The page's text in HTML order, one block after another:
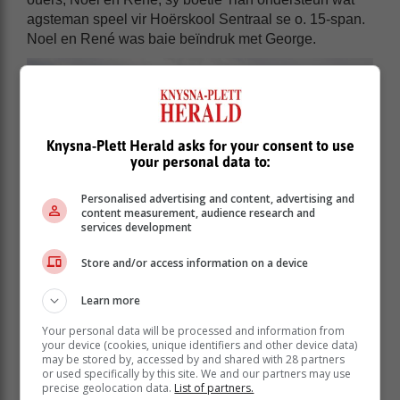
agsteman speel vir Hoërskool Sentraal se o. 15-span.
Noel en René was baie beïndruk met George.
Pearson High School se o.14-span op die aanval
Thabo Sakoane van Bloemfontein het ook na die
wedstryde gekyk. Hy was 'n busbestuurder van die
Knysna-Plett Herald asks for your consent to use
your personal data to:
Personalised advertising and content, advertising and
content measurement, audience research and
services development
Store and/or access information on a device
Learn more
Your personal data will be processed and information from
your device (cookies, unique identifiers and other device data)
may be stored by, accessed by and shared with 28 partners
or used specifically by this site. We and our partners may use
precise geolocation data. List of partners.